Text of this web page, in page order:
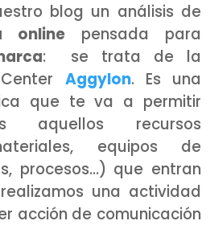
blog un análisis de
online pensada para
: se trata de la
Aggylon. Es una
que te va a permitir
aquellos recursos
equipos de
procesos…) que entran
una actividad
acción de comunicación